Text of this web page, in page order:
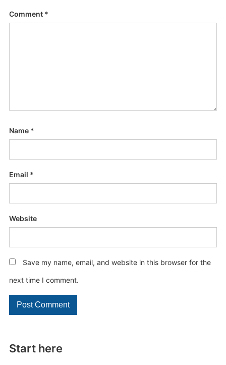
Start here
Comment *
Name *
Email *
Website
Save my name, email, and website in this browser for the
next time I comment.